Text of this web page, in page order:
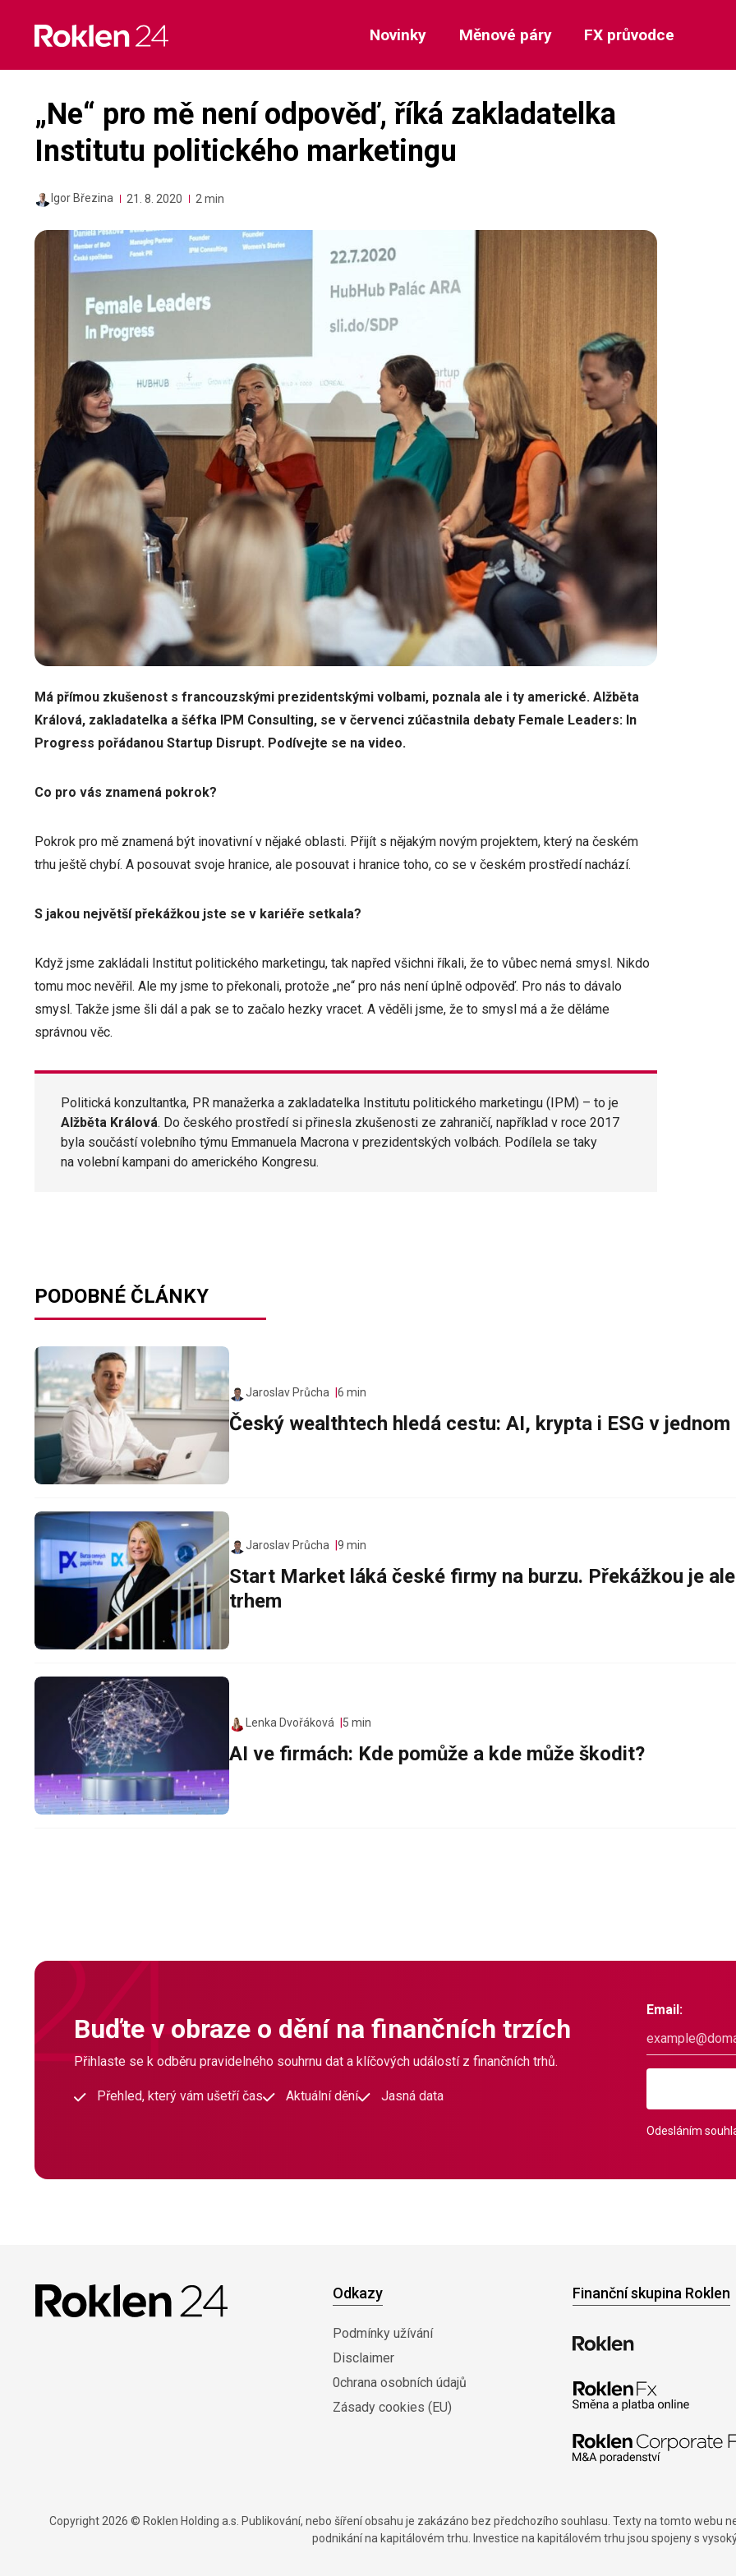
content
Novinky Měnové páry FX průvodce
„Ne“ pro mě není odpověď, říká zakladatelka
Institutu politického marketingu
Igor Březina 21. 8. 2020 2 min
Má přímou zkušenost s francouzskými prezidentskými volbami, poznala ale i ty americké. Alžběta
Králová, zakladatelka a šéfka IPM Consulting, se v červenci zúčastnila debaty Female Leaders: In
Progress pořádanou Startup Disrupt. Podívejte se na video.
Co pro vás znamená pokrok?
Pokrok pro mě znamená být inovativní v nějaké oblasti. Přijít s nějakým novým projektem, který na českém
trhu ještě chybí. A posouvat svoje hranice, ale posouvat i hranice toho, co se v českém prostředí nachází.
S jakou největší překážkou jste se v kariéře setkala?
Když jsme zakládali Institut politického marketingu, tak napřed všichni říkali, že to vůbec nemá smysl. Nikdo
tomu moc nevěřil. Ale my jsme to překonali, protože „ne“ pro nás není úplně odpověď. Pro nás to dávalo
smysl. Takže jsme šli dál a pak se to začalo hezky vracet. A věděli jsme, že to smysl má a že děláme
správnou věc.
Politická konzultantka, PR manažerka a zakladatelka Institutu politického marketingu (IPM) – to je
Alžběta Králová. Do českého prostředí si přinesla zkušenosti ze zahraničí, například v roce 2017
byla součástí volebního týmu Emmanuela Macrona v prezidentských volbách. Podílela se taky
na volební kampani do amerického Kongresu.
PODOBNÉ ČLÁNKY
Jaroslav Průcha 6 min
Český wealthtech hledá cestu: AI, krypta i ESG v jednom
Jaroslav Průcha 9 min
Start Market láká české firmy na burzu. Překážkou je
trhem
Lenka Dvořáková 5 min
AI ve firmách: Kde pomůže a kde může škodit?
Buďte v obraze o dění na finančních trzích
Přihlaste se k odběru pravidelného souhrnu dat a klíčových událostí z finančních trhů.
Přehled, který vám ušetří čas Aktuální dění Jasná data
Email:
Odesláním
Odkazy
Podmínky užívání
Disclaimer
0chrana osobních údajů
Zásady cookies (EU)
Finanční skupina Roklen
Copyright 2026 © Roklen Holding a.s. Publikování, nebo šíření obsahu je zakázáno bez předchozího souhlasu. Texty na tomto webu
podnikání na kapitálovém trhu. Investice na kapitálovém trhu jsou spojeny s